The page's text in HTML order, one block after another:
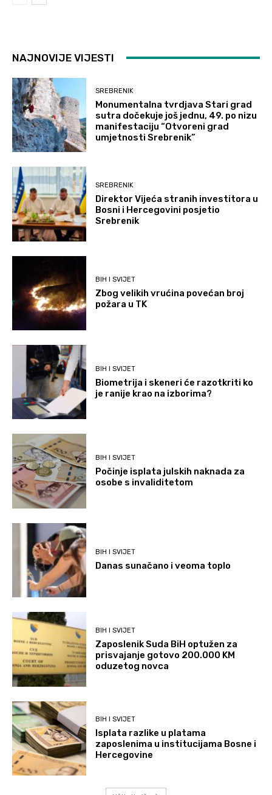
NAJNOVIJE VIJESTI
SREBRENIK
Monumentalna tvrdjava Stari grad
sutra dočekuje još jednu, 49. po nizu
manifestaciju “Otvoreni grad
umjetnosti Srebrenik”
SREBRENIK
Direktor Vijeća stranih investitora u
Bosni i Hercegovini posjetio
Srebrenik
BIH I SVIJET
Zbog velikih vrućina povećan broj
požara u TK
BIH I SVIJET
Biometrija i skeneri će razotkriti ko
je ranije krao na izborima?
BIH I SVIJET
Počinje isplata julskih naknada za
osobe s invaliditetom
BIH I SVIJET
Danas sunačano i veoma toplo
BIH I SVIJET
Zaposlenik Suda BiH optužen za
prisvajanje gotovo 200.000 KM
oduzetog novca
BIH I SVIJET
Isplata razlike u platama
zaposlenima u institucijama Bosne i
Hercegovine